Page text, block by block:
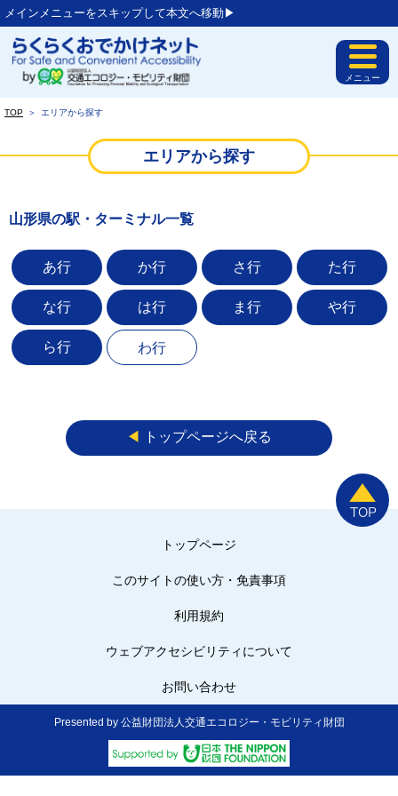
メインメニューをスキップして本文へ移動▶︎
メニュー
TOP ＞ エリアから探す
エリアから探す
山形県の駅・ターミナル一覧
あ行 か行 さ行 た行
な行 は行 ま行 や行
ら行 わ行
◀︎ トップページへ戻る
トップページ
このサイトの使い方・免責事項
利用規約
ウェブアクセシビリティについて
お問い合わせ
Presented by 公益財団法人交通エコロジー・モビリティ財団